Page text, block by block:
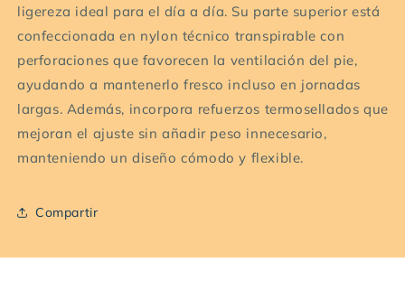
ligereza ideal para el día a día. Su parte superior está
confeccionada en nylon técnico transpirable con
perforaciones que favorecen la ventilación del pie,
ayudando a mantenerlo fresco incluso en jornadas
largas. Además, incorpora refuerzos termosellados que
mejoran el ajuste sin añadir peso innecesario,
manteniendo un diseño cómodo y flexible.
Compartir